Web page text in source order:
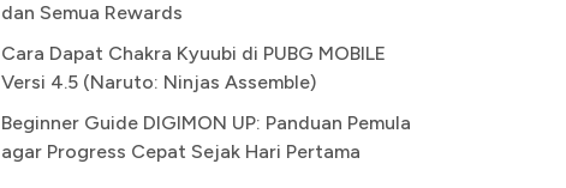
dan Semua Rewards
Cara Dapat Chakra Kyuubi di PUBG MOBILE
Versi 4.5 (Naruto: Ninjas Assemble)
Beginner Guide DIGIMON UP: Panduan Pemula
agar Progress Cepat Sejak Hari Pertama